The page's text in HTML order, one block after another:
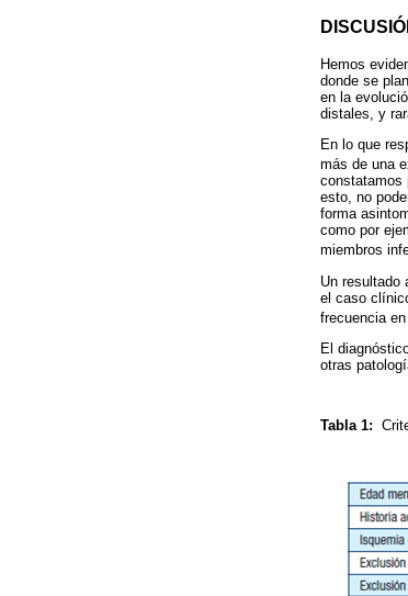
Hemos
donde se
en la
distales, y
En lo que
más de una
constatamos
esto, no
forma
como por
miembros
Un resultado
el caso
frecuencia
El
otras
Tabla 1: